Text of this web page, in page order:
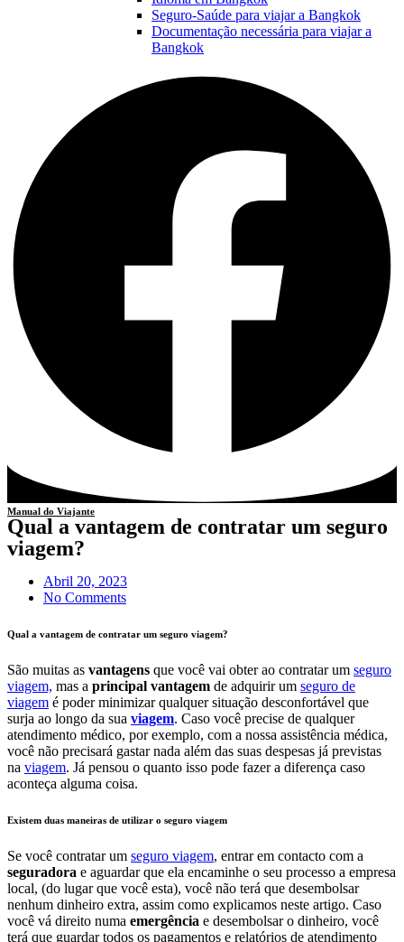
Seguro-Saúde para viajar a Bangkok
Documentação necessária para viajar a
Bangkok
Manual do Viajante
Qual a vantagem de contratar um seguro
viagem?
Abril 20, 2023
No Comments
Qual a vantagem de contratar um seguro viagem?
São muitas as vantagens que você vai obter ao contratar um seguro
viagem, mas a principal vantagem de adquirir um seguro de
viagem é poder minimizar qualquer situação desconfortável que
surja ao longo da sua viagem. Caso você precise de qualquer
atendimento médico, por exemplo, com a nossa assistência médica,
você não precisará gastar nada além das suas despesas já previstas
na viagem. Já pensou o quanto isso pode fazer a diferença caso
aconteça alguma coisa.
Existem duas maneiras de utilizar o seguro viagem
Se você contratar um seguro viagem, entrar em contacto com a
seguradora e aguardar que ela encaminhe o seu processo a empresa
local, (do lugar que você esta), você não terá que desembolsar
nenhum dinheiro extra, assim como explicamos neste artigo. Caso
você vá direito numa emergência e desembolsar o dinheiro, você
terá que guardar todos os pagamentos e relatórios de atendimento